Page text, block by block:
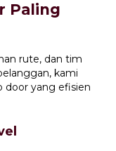
Paling
rute, dan tim
kami
door yang efisien